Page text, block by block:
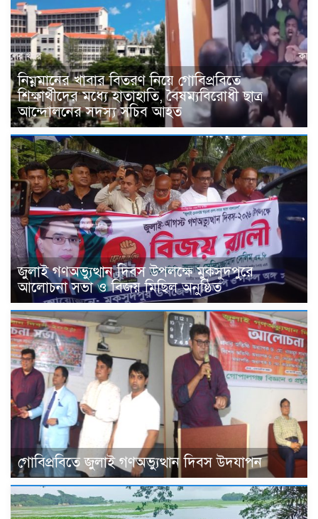
নিম্নমানের খাবার বিতরণ নিয়ে গোবিপ্রবিতে
শিক্ষার্থীদের মধ্যে হাতাহাতি, বৈষম্যবিরোধী ছাত্র
আন্দোলনের সদস্য সচিব আহত
জুলাই গণঅভ্যুত্থান দিবস উপলক্ষে মুকসুদপুরে
আলোচনা সভা ও বিজয় মিছিল অনুষ্ঠিত
গোবিপ্রবিতে জুলাই গণঅভ্যুত্থান দিবস উদযাপন